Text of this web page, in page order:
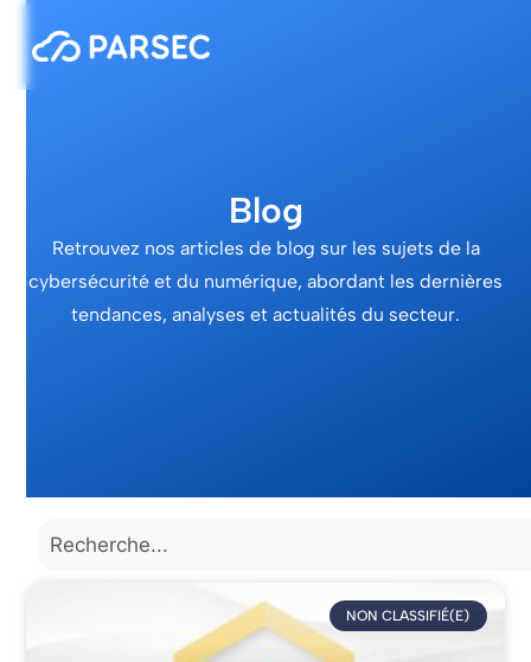
Blog
Retrouvez nos articles de blog sur les sujets de la
cybersécurité et du numérique, abordant les dernières
tendances, analyses et actualités du secteur.
NON CLASSIFIÉ(E)